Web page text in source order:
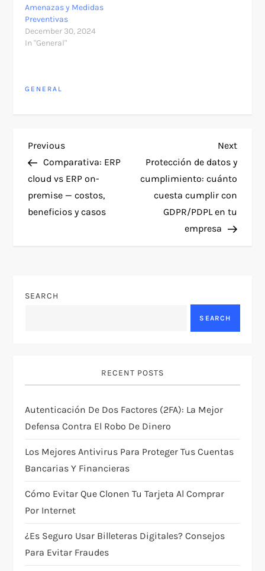
Amenazas y Medidas
Preventivas
December 30, 2024
In "General"
GENERAL
P
o
s
a
a
t
i
o
n
Previous
Post
Previous
Comparativa: ERP
cloud vs ERP on-
premise — costos,
beneficios y casos
Next
Post
Next
Protección de datos y
cumplimiento: cuánto
cuesta cumplir con
GDPR/PDPL en tu
empresa
SEARCH
SEARCH
RECENT POSTS
Autenticación De Dos Factores (2FA): La Mejor
Defensa Contra El Robo De Dinero
Los Mejores Antivirus Para Proteger Tus Cuentas
Bancarias Y Financieras
Cómo Evitar Que Clonen Tu Tarjeta Al Comprar
Por Internet
¿Es Seguro Usar Billeteras Digitales? Consejos
Para Evitar Fraudes